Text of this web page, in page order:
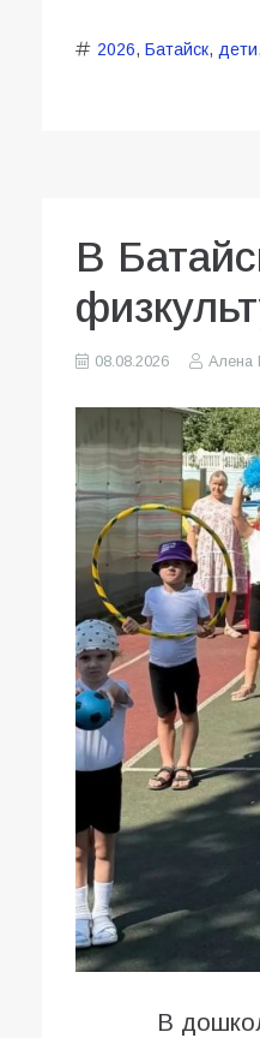
2026, Батайск, дети,
В
08.08.2026 Алена
В